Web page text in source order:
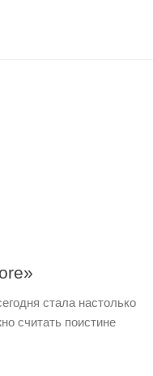
стала настолько
считать поистине